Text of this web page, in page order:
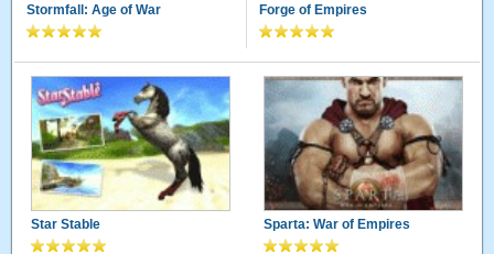
Stormfall: Age of War Forge of Empires
Star Stable Sparta: War of Empires